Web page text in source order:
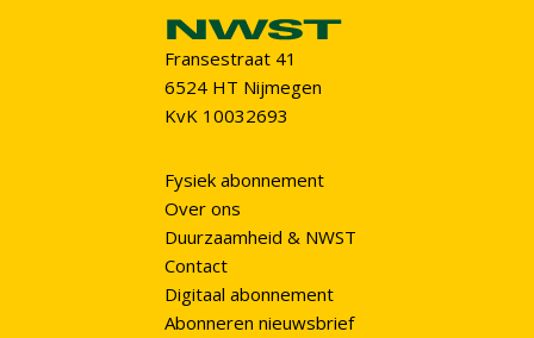
Fransestraat 41
6524 HT Nijmegen
KvK 10032693
Fysiek abonnement
Over ons
Duurzaamheid & NWST
Contact
Digitaal abonnement
Abonneren nieuwsbrief